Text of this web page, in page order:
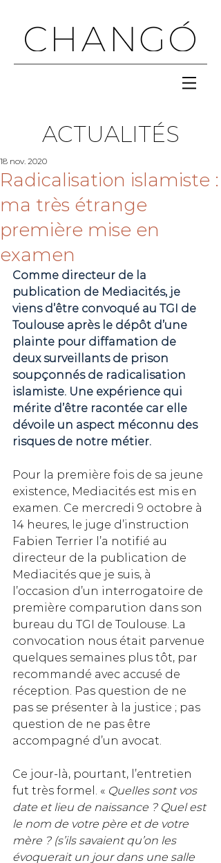
ACTUALITÉS
Radicalisation islamiste :
ma très étrange
première mise en
examen
18 nov. 2020
Comme directeur de la
publication de Mediacités, je
viens d’être convoqué au TGI de
Toulouse après le dépôt d’une
plainte pour diffamation de
deux surveillants de prison
soupçonnés de radicalisation
islamiste. Une expérience qui
mérite d’être racontée car elle
dévoile un aspect méconnu des
risques de notre métier.
Pour la première fois de sa jeune
existence, Mediacités est mis en
examen. Ce mercredi 9 octobre à
14 heures, le juge d’instruction
Fabien Terrier l’a notifié au
directeur de la publication de
Mediacités que je suis, à
l’occasion d’un interrogatoire de
première comparution dans son
bureau du TGI de Toulouse. La
convocation nous était parvenue
quelques semaines plus tôt, par
recommandé avec accusé de
réception. Pas question de ne
pas se présenter à la justice ; pas
question de ne pas être
accompagné d’un avocat.
Ce jour-là, pourtant, l’entretien
fut très formel. « Quelles sont vos
date et lieu de naissance ? Quel est
le nom de votre père et de votre
mère ? (s’ils savaient qu’on les
évoquerait un jour dans une salle